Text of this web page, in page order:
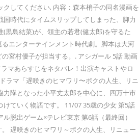
してください, 内容：森本梢子の同名漫画を
国時代にタイムスリップしてしまった、脚力
黒島結菜)が、領主の若君(健太郎)を守るた
エンターテインメント時代劇。脚本は大河
宮村優子が担当する。. アシガール 5話 動画
マあらすじをネタバレ！出演キャストやロ
ラマ「遅咲きのヒマワリ〜ボクの人生、リニ
力隊となった小平丈太郎を中心に、四万十市
ていく物語です。 11/07 35歳の少女 第5話
脱出ゲーム×テレビ東京 第6話（最終回）
遅咲きのヒマワリ～ボクの人生、リニュー